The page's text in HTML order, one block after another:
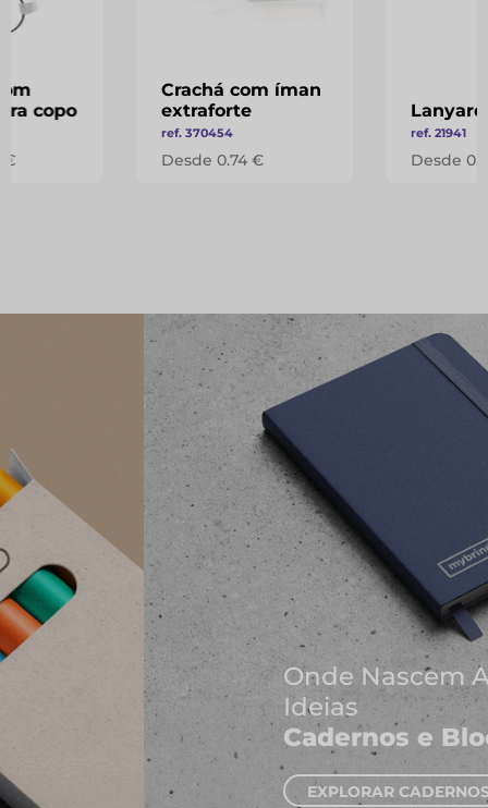
copo
€
Crachá com íman
extraforte
ref. 370454
Desde 0.74 €
ref. 21941
Desde
Onde Nascem As Melhores
Ideias
Cadernos e Blocos de Notas
EXPLORAR CADERNOS